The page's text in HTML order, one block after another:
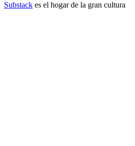
Substack es el hogar de la gran cultura